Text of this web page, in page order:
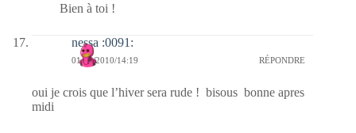
Bien à toi !
nessa :0091:
01/12/2010/14:19 RÉPONDRE
oui je crois que l’hiver sera rude ! bisous bonne apres
midi